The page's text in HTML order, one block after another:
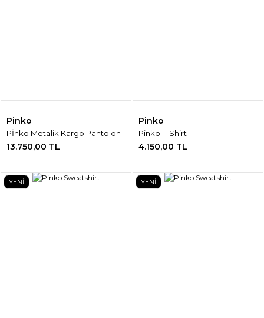
Pinko
Pİnko Metalik Kargo Pantolon
13.750,00 TL
Pinko
Pinko T-Shirt
4.150,00 TL
YENİ YENİ